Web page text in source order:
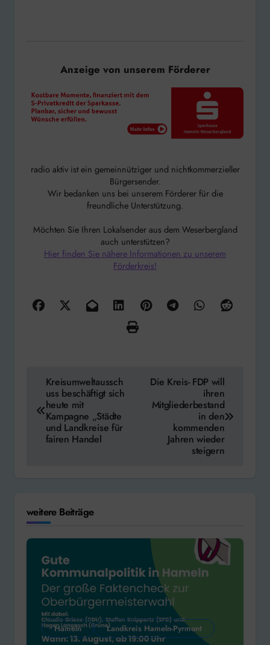
Anzeige von unserem Förderer
radio aktiv ist ein gemeinnütziger und nichtkommerzieller
Bürgersender.
Wir bedanken uns bei unserem Förderer für die
freundliche Unterstützung.
Möchten Sie Ihren Lokalsender aus dem Weserbergland
auch unterstützen?
Hier finden Sie nähere Informationen zu unserem
Förderkreis!
Beitragsnavigation
Kreisumweltaussch
uss beschäftigt sich
heute mit
Kampagne „Städte
und Landkreise für
fairen Handel
Die Kreis- FDP will
ihren
Mitgliederbestand
in den
kommenden
Jahren wieder
steigern
weitere Beiträge
Hameln Landkreis Hameln-Pyrmont